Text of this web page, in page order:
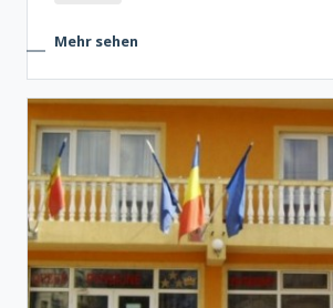
Mehr sehen